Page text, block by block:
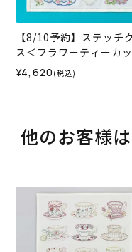
【8/10予約】ステッチ
ス＜フラワーティーカ
＞
¥4,620 (税込)
他のお客様